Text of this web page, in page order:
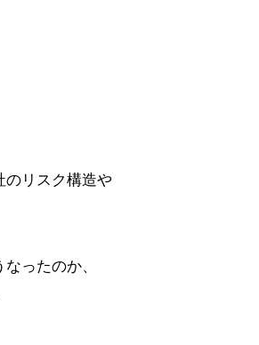
のリスク構造や
ったのか、